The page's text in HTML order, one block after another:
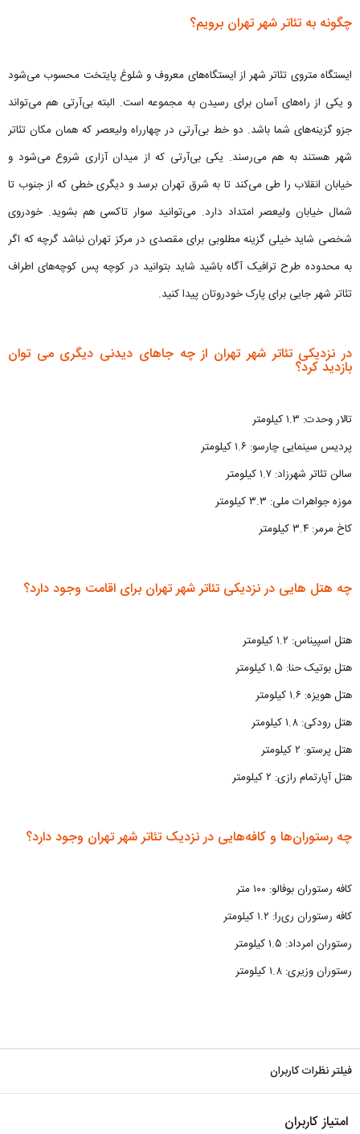
چگونه به تئاتر شهر تهران برویم؟
ایستگاه متروی تئاتر شهر از ایستگاه‌‌های معروف و شلوغ پایتخت محسوب می‌شود
و یکی از راه‌های آسان برای رسیدن به مجموعه است. البته بی‌آرتی هم می‌تواند
جزو گزینه‌های شما باشد. دو خط بی‌آرتی در چهارراه ولیعصر که همان مکان تئاتر
شهر هستند به هم می‌رسند. یکی بی‌آرتی که از میدان آزاری شروع می‌شود و
خیابان انقلاب را طی می‌کند تا به شرق تهران برسد و دیگری خطی که از جنوب تا
شمال خیابان ولیعصر امتداد دارد. می‌توانید سوار تاکسی‌ هم بشوید. خودروی
شخصی شاید خیلی گزینه مطلوبی برای مقصدی در مرکز تهران نباشد گرچه که اگر
به محدوده طرح ترافیک آگاه باشید شاید بتوانید در کوچه پس کوچه‌های اطراف
تئاتر شهر جایی برای پارک خودروتان پیدا کنید.
در نزدیکی تئاتر شهر تهران از چه جاهای دیدنی دیگری می توان
بازدید کرد؟
تالار وحدت: ۱.۳ کیلومتر
پردیس سینمایی چارسو: ۱.۶ کیلومتر
سالن تئاتر شهرزاد: ۱.۷ کیلومتر
موزه جواهرات ملی: ۳.۳ کیلومتر
کاخ مرمر: ۳.۴ کیلومتر
چه هتل هایی در نزدیکی تئاتر شهر تهران برای اقامت وجود دارد؟
هتل اسپیناس: ۱.۲ کیلومتر
هتل بوتیک حنا: ۱.۵ کیلومتر
هتل هویزه: ۱.۶ کیلومتر
هتل رودکی: ۱.۸ کیلومتر
هتل پرستو: ۲ کیلومتر
هتل آپارتمام رازی: ۲ کیلومتر
چه رستوران‌ها و کافه‌هایی در نزدیک تئاتر شهر تهران وجود دارد؟
کافه رستوران بوفالو: ۱۰۰ متر
کافه رستوران ری‌را: ۱.۲ کیلومتر
رستوران امرداد: ۱.۵ کیلومتر
رستوران وزیری: ۱.۸ کیلومتر
فیلتر نظرات کاربران
امتیاز کاربران